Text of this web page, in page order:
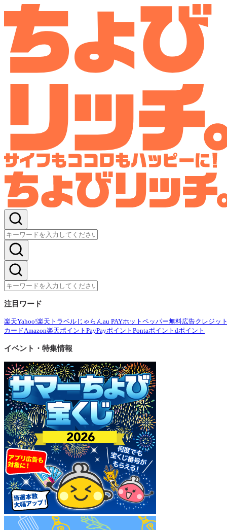
注目ワード
楽天Yahoo!楽天トラベル じゃらんau PAYホットペッパー無料広告クレジッ
カードAmazon楽天ポイント PayPayポイント Pontaポイント dポイント
イベント・特集情報